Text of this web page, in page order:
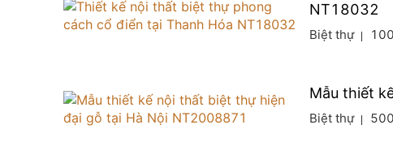
NT18032
Biệt thự
Mẫu thiết
Biệt thự